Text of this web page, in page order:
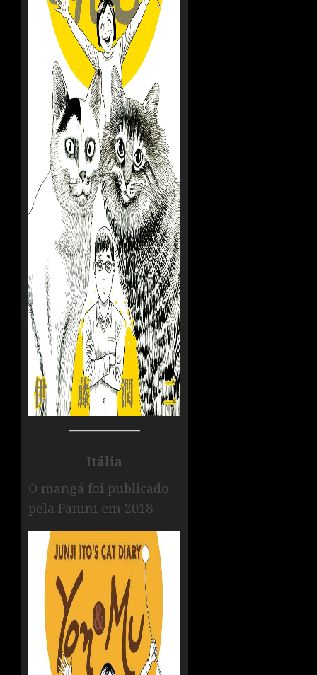
Itália
O mangá foi publicado
pela Panini em 2018.